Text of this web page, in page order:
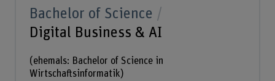
Bachelor of Science
Digital Business & AI
(ehemals: Bachelor of Science in
Wirtschaftsinformatik)